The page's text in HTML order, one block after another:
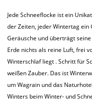
Jede Schneeflocke ist ein
der Zeiten, jeder Wintertag ein
Geräusche und überträgt
Erde nichts als reine Luft, frei
Winterschlaf liegt . Schritt für
weißen Zauber. Das ist
um Wagrain und das
Winters beim Winter- und